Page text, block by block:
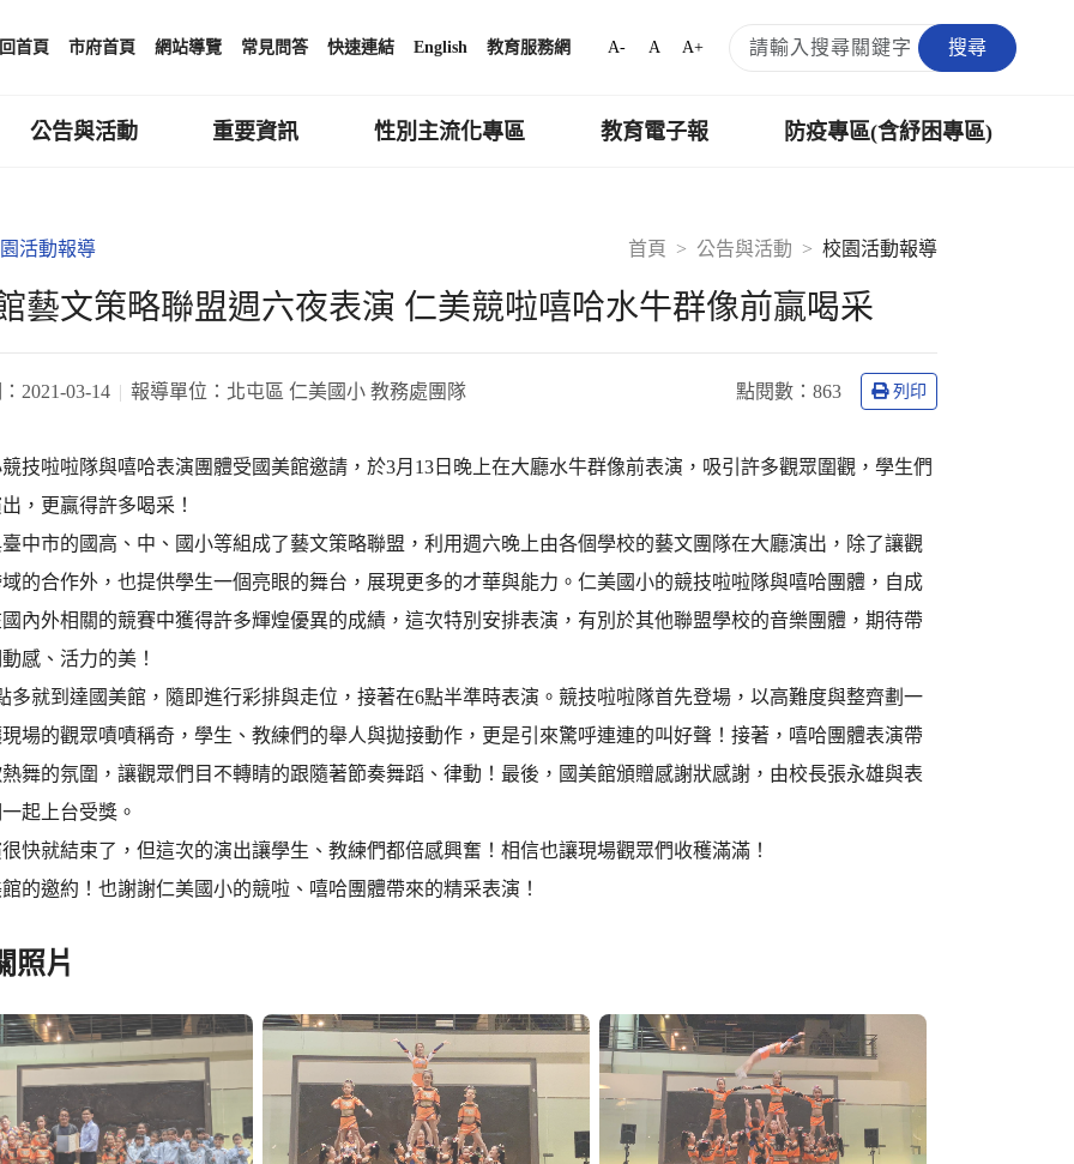
回首頁 市府首頁 網站導覽 常見問答 快速連結 English 教育服務網 A- A A+ 搜尋
公告與活動 重要資訊 性別主流化專區 教育電子報 防疫專區(含紓困專區)
首頁 公告與活動 校園活動報導
活動報導
藝文策略聯盟週六夜表演 仁美競啦嘻哈水牛群像前贏喝采
2021-03-14 報導單位： 北屯區 仁美國小 教務處團隊 點閱數： 863 列印
技啦啦隊與嘻哈表演團體受國美館邀請，於3月13日晚上在大廳水牛群像前表演，吸引許多觀眾圍觀，學生們
，更贏得許多喝采！
中市的國高、中、國小等組成了藝文策略聯盟，利用週六晚上由各個學校的藝文團隊在大廳演出，除了讓觀
的合作外，也提供學生一個亮眼的舞台，展現更多的才華與能力。仁美國小的競技啦啦隊與嘻哈團體，自成
內外相關的競賽中獲得許多輝煌優異的成績，這次特別安排表演，有別於其他聯盟學校的音樂團體，期待帶
感、活力的美！
多就到達國美館，隨即進行彩排與走位，接著在6點半準時表演。競技啦啦隊首先登場，以高難度與整齊劃一
場的觀眾嘖嘖稱奇，學生、教練們的舉人與拋接動作，更是引來驚呼連連的叫好聲！接著，嘻哈團體表演帶
舞的氛圍，讓觀眾們目不轉睛的跟隨著節奏舞蹈、律動！最後，國美館頒贈感謝狀感謝，由校長張永雄與表
起上台受獎。
快就結束了，但這次的演出讓學生、教練們都倍感興奮！相信也讓現場觀眾們收穫滿滿！
的邀約！也謝謝仁美國小的競啦、嘻哈團體帶來的精采表演！
照片